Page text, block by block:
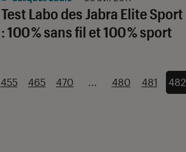
Test Labo des Jabra Elite Sport
: 100 % sans fil et 100 % sport
455 465 470 ... 480 481 482